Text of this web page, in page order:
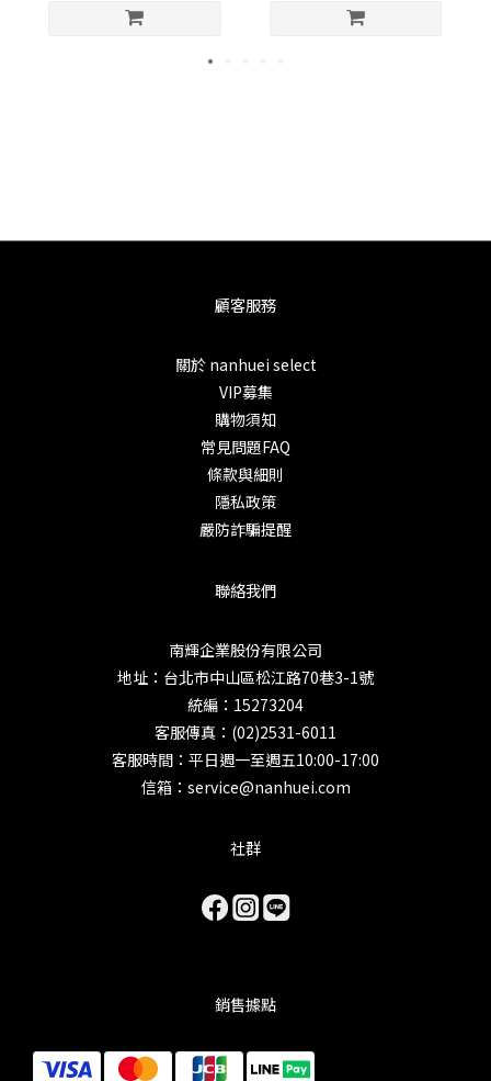
顧客服務
關於 nanhuei select
VIP募集
購物須知
常見問題FAQ
條款與細則
隱私政策
嚴防詐騙提醒
聯絡我們
南輝企業股份有限公司
地址：台北市中山區松江路70巷3-1號
統編：15273204
客服傳真：(02)2531-6011
客服時間：平日週一至週五10:00-17:00
信箱：service@nanhuei.com
社群
銷售據點